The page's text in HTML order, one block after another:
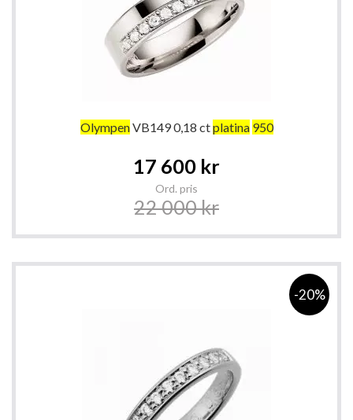
OlympenVB149 0,18 ctplatina 950
17 600 kr
Ord. pris
22 000 kr
-20%